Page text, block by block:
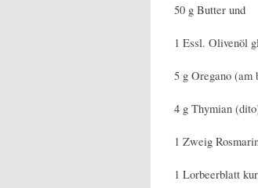
50 g Butter und
1 Essl. Olivenöl
5 g Oregano (am
4 g Thymian
1 Zweig
1 Lorbeerblatt